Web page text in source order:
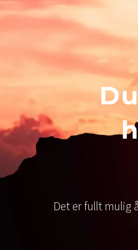
Det er fullt mulig